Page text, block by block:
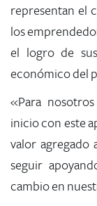
representan el
los
el logro de
económico del
«Para
inicio con este
valor agregado
seguir
cambio en